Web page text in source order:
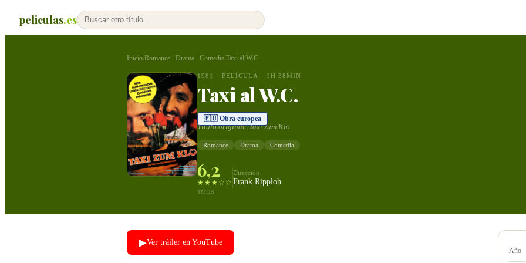
peliculas.es
Inicio›Romance · Drama · Comedia›Taxi al W.C.
1981 PELÍCULA 1H 38MIN
Taxi al W.C.
🇪🇺 Obra europea
Título original:Taxi zum Klo
Romance Drama Comedia
6,2
★★★☆☆
TMDB
Dirección
Frank Ripploh
▶Ver tráiler en YouTube
Año